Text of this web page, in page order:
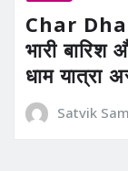
Char
भारी
धाम यात्रा
Satvik